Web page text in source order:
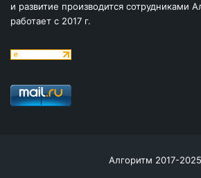
и развитие производится сотрудниками
работает с 2017 г.
Алгоритм 2017-2025